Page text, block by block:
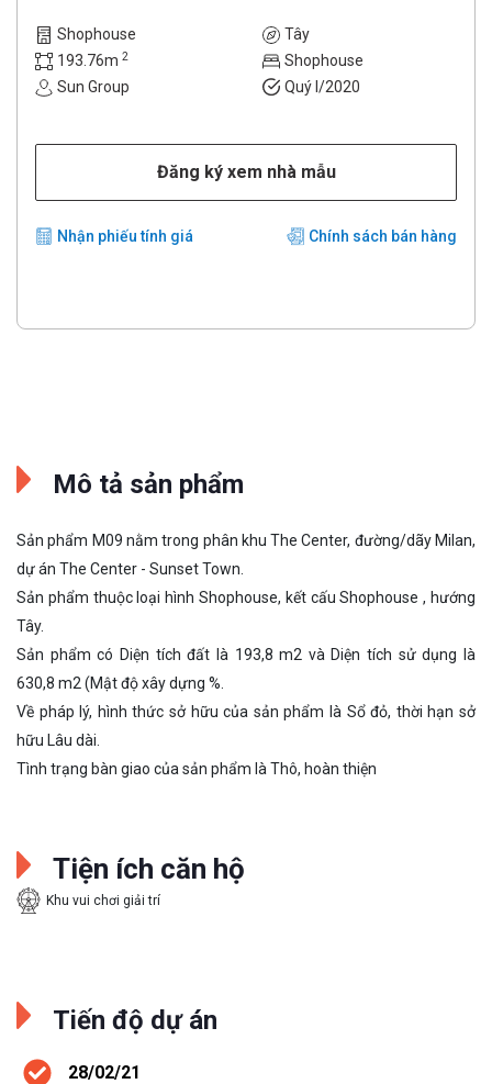
Shophouse
Tây
193.76m 2
Shophouse
Sun Group
Quý I/2020
Đăng ký xem nhà mẫu
Nhận phiếu tính giá Chính sách bán hàng
Mô tả sản phẩm
Sản phẩm M09 nằm trong phân khu The Center, đường/dãy Milan,
dự án The Center - Sunset Town.
Sản phẩm thuộc loại hình Shophouse, kết cấu Shophouse , hướng
Tây.
Sản phẩm có Diện tích đất là 193,8 m2 và Diện tích sử dụng là
630,8 m2 (Mật độ xây dựng %.
Về pháp lý, hình thức sở hữu của sản phẩm là Sổ đỏ, thời hạn sở
hữu Lâu dài.
Tình trạng bàn giao của sản phẩm là Thô, hoàn thiện
Tiện ích căn hộ
Khu vui chơi giải trí
Tiến độ dự án
28/02/21